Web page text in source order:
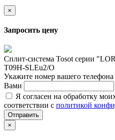
×
Запросить цену
Сплит-система Tosot серии
T09H-SLEu2/O
Укажите номер вашего телефона
Вами
Я согласен на обработку
соответствии с политикой
Отправить
×